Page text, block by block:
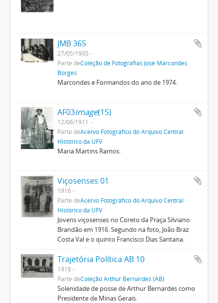
JMB 365
27/05/1905
Parte deColeção de Fotografias José Marcondes
Borges
Marcondes e Formandos do ano de 1974.
AF03Image(15)
12/06/1911
Parte deAcervo Fotográfico do Arquivo Central
Histórico da UFV
Maria Martins Ramos.
Viçosenses 01
1916
Parte deAcervo Fotográfico do Arquivo Central
Histórico da UFV
Jovens viçosenses no Coreto da Praça Silviano
Brandão em 1916. Segundo na foto, João Braz
Costa Val e o quinto Francisco Dias Santana.
Trajetória Política AB 10
1918
Parte deColeção Arthur Bernardes (AB)
Solenidade de posse de Arthur Bernardes como
Presidente de Minas Gerais.